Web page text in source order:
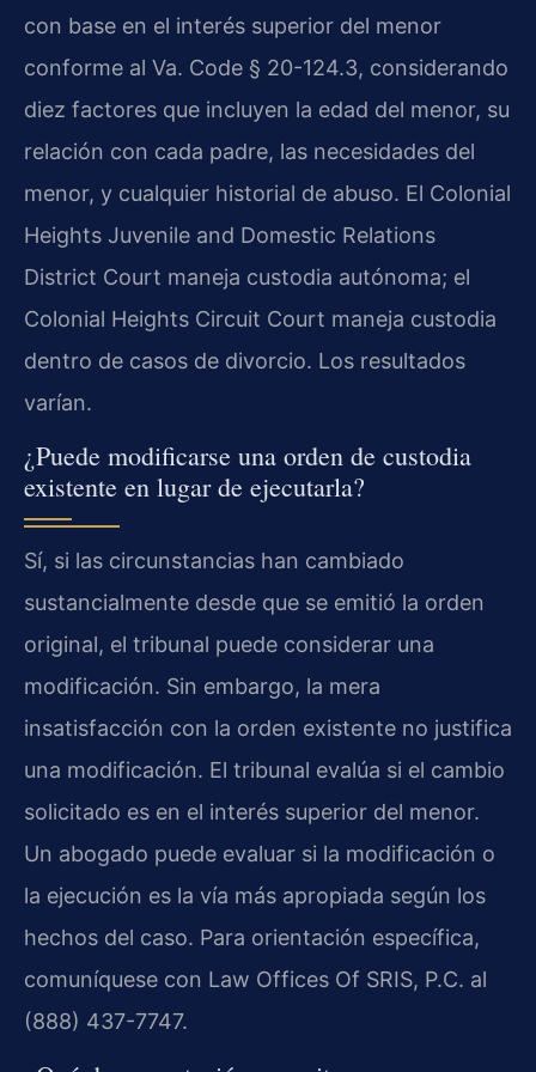
con base en el interés superior del menor
conforme al Va. Code § 20-124.3, considerando
diez factores que incluyen la edad del menor, su
relación con cada padre, las necesidades del
menor, y cualquier historial de abuso. El Colonial
Heights Juvenile and Domestic Relations
District Court maneja custodia autónoma; el
Colonial Heights Circuit Court maneja custodia
dentro de casos de divorcio. Los resultados
varían.
¿Puede modificarse una orden de custodia
existente en lugar de ejecutarla?
Sí, si las circunstancias han cambiado
sustancialmente desde que se emitió la orden
original, el tribunal puede considerar una
modificación. Sin embargo, la mera
insatisfacción con la orden existente no justifica
una modificación. El tribunal evalúa si el cambio
solicitado es en el interés superior del menor.
Un abogado puede evaluar si la modificación o
la ejecución es la vía más apropiada según los
hechos del caso. Para orientación específica,
comuníquese con Law Offices Of SRIS, P.C. al
(888) 437-7747.